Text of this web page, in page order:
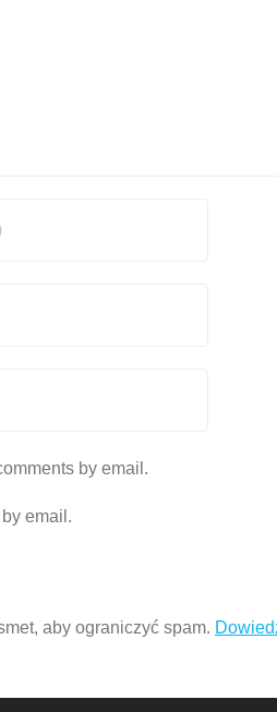
by email.
email.
aby ograniczyć spam.